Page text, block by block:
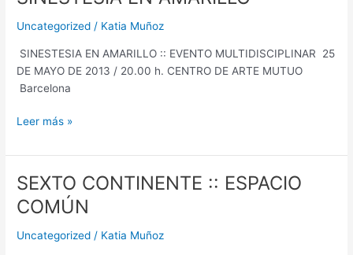
Uncategorized / Katia Muñoz
SINESTESIA EN AMARILLO :: EVENTO MULTIDISCIPLINAR 25
DE MAYO DE 2013 / 20.00 h. CENTRO DE ARTE MUTUO
Barcelona
AMARILLO
Leer más »
SEXTO CONTINENTE :: ESPACIO
COMÚN
Uncategorized / Katia Muñoz
SEXTO
CONTINENTE
::
ESPACIO